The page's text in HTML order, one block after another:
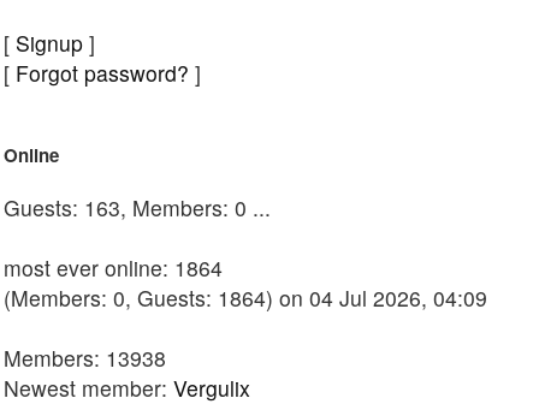
[ Signup ]
[ Forgot password? ]
Online
Guests: 163, Members: 0 ...
most ever online: 1864
(Members: 0, Guests: 1864) on 04 Jul 2026, 04:09
Members: 13938
Newest member: Vergulix